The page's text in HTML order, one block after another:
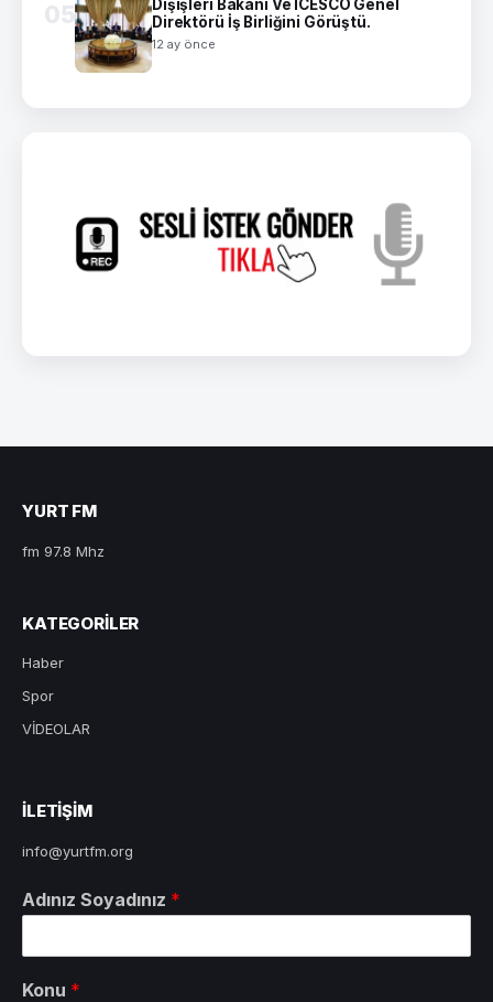
05
Dışişleri Bakanı Ve ICESCO Genel
Direktörü İş Birliğini Görüştü.
12 ay önce
YURT FM
fm 97.8 Mhz
KATEGORILER
Haber
Spor
VİDEOLAR
ILETIŞIM
info@yurtfm.org
Adınız Soyadınız *
Konu *